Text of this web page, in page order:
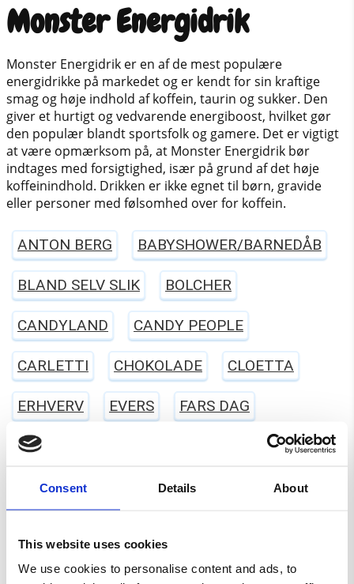
Consent Details About
This website uses cookies
We use cookies to personalise content and ads, to
Monster Energidrik
Monster Energidrik er en af de mest populære
energidrikke på markedet og er kendt for sin kraftige
smag og høje indhold af koffein, taurin og sukker. Den
giver et hurtigt og vedvarende energiboost, hvilket gør
den populær blandt sportsfolk og gamere. Det er vigtigt
at være opmærksom på, at Monster Energidrik bør
indtages med forsigtighed, især på grund af det høje
koffeinindhold. Drikken er ikke egnet til børn, gravide
eller personer med følsomhed over for koffein.
ANTON BERG BABYSHOWER/BARNEDÅB
BLAND SELV SLIK BOLCHER
CANDYLAND CANDY PEOPLE
CARLETTI CHOKOLADE CLOETTA
ERHVERV EVERS FARS DAG
FASTELAVN FØDSELSDAG
GELATINEFRI GLUTENFRI HALLOWEEN
LAKTOSEFRI MALACO MAOAM